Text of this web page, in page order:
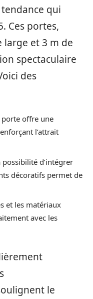
qui
Ces portes,
large et 3 m de
spectaculaire
des
porte offre une
l’attrait
possibilité d’intégrer
décoratifs permet de
et les matériaux
avec les
le